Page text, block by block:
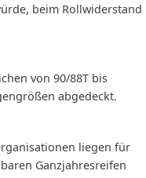
beim Rollwiderstand
von 90/88T bis
abgedeckt.
liegen für
Ganzjahresreifen